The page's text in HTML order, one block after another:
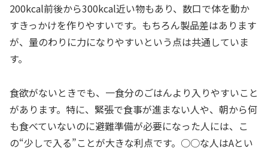
200kcal前後から300kcal近い物もあり、数口で体を動か
すきっかけを作りやすいです。もちろん製品差はあります
が、量のわりに力になりやすいという点は共通していま
す。
食欲がないときでも、一食分のごはんより入りやすいこと
があります。特に、緊張で食事が進まない人や、朝から何
も食べていないのに避難準備が必要になった人には、こ
の“少しで入る”ことが大きな利点です。○○な人はAとい